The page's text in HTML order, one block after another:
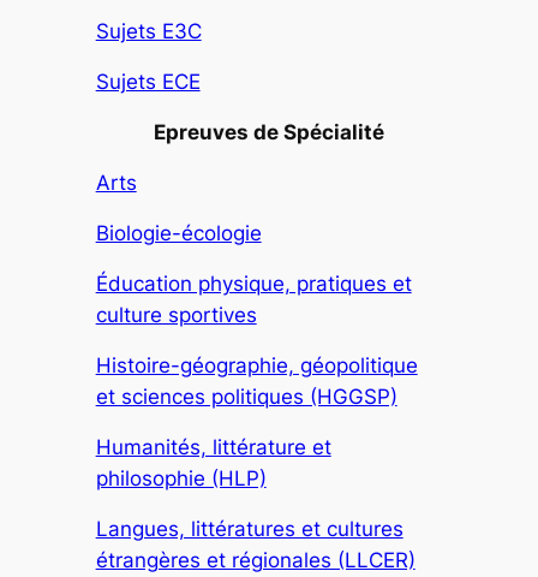
Sujets E3C
Sujets ECE
Epreuves de Spécialité
Arts
Biologie-écologie
Éducation physique, pratiques et
culture sportives
Histoire-géographie, géopolitique
et sciences politiques (HGGSP)
Humanités, littérature et
philosophie (HLP)
Langues, littératures et cultures
étrangères et régionales (LLCER)